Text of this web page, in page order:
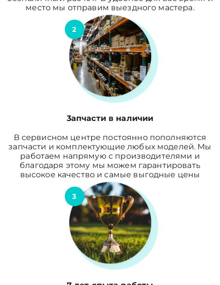
место мы отправим выездного мастера.
2
3апчасти в наличии
В сервисном центре постоянно пополняются
запчасти и комплектующие любых моделей. Мы
работаем напрямую с производителями и
благодаря этому мы можем гарантировать
высокое качество и самые выгодные цены
3